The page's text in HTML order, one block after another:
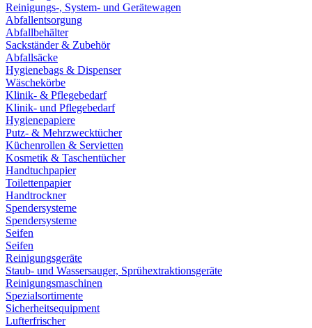
Reinigungs-, System- und Gerätewagen
Abfallentsorgung
Abfallbehälter
Sackständer & Zubehör
Abfallsäcke
Hygienebags & Dispenser
Wäschekörbe
Klinik- & Pflegebedarf
Klinik- und Pflegebedarf
Hygienepapiere
Putz- & Mehrzwecktücher
Küchenrollen & Servietten
Kosmetik & Taschentücher
Handtuchpapier
Toilettenpapier
Handtrockner
Spendersysteme
Spendersysteme
Seifen
Seifen
Reinigungsgeräte
Staub- und Wassersauger, Sprühextraktionsgeräte
Reinigungsmaschinen
Spezialsortimente
Sicherheitsequipment
Lufterfrischer